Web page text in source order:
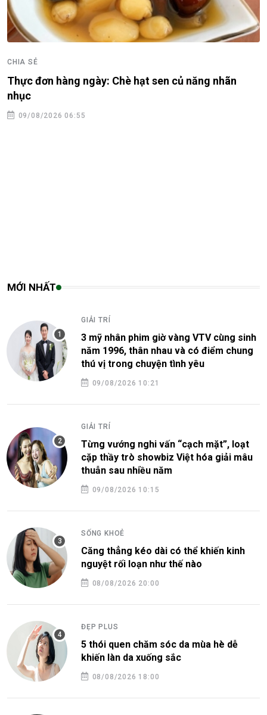
CHIA SẺ
Thực đơn hàng ngày: Chè hạt sen củ năng nhãn
nhục
09/08/2026 06:55
MỚI NHẤT
GIẢI TRÍ
3 mỹ nhân phim giờ vàng VTV cùng sinh
năm 1996, thân nhau và có điểm chung
thú vị trong chuyện tình yêu
09/08/2026 10:21
GIẢI TRÍ
Từng vướng nghi vấn “cạch mặt”, loạt
cặp thầy trò showbiz Việt hóa giải mâu
thuẫn sau nhiều năm
09/08/2026 10:15
SỐNG KHOẺ
Căng thẳng kéo dài có thể khiến kinh
nguyệt rối loạn như thế nào
08/08/2026 20:00
ĐẸP PLUS
5 thói quen chăm sóc da mùa hè dễ
khiến làn da xuống sắc
08/08/2026 18:00